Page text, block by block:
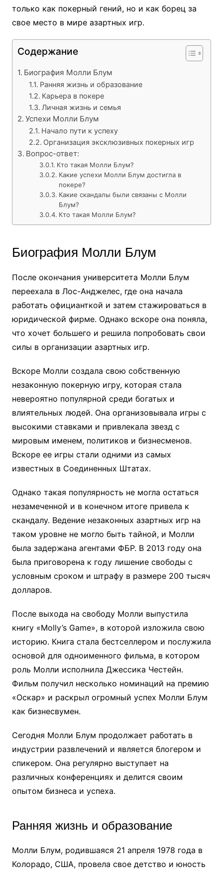
только как покерный гений, но и как борец за
свое место в мире азартных игр.
Содержание
Биография Молли Блум
Ранняя жизнь и образование
Карьера в покере
Личная жизнь и семья
Успехи Молли Блум
Начало пути к успеху
Организация эксклюзивных покерных игр
Вопрос-ответ:
Кто такая Молли Блум?
Какие успехи Молли Блум достигла в
покере?
Какие скандалы были связаны с Молли
Блум?
Кто такая Молли Блум?
Биография Молли Блум
После окончания университета Молли Блум
переехала в Лос-Анджелес, где она начала
работать официанткой и затем стажироваться в
юридической фирме. Однако вскоре она поняла,
что хочет большего и решила попробовать свои
силы в организации азартных игр.
Вскоре Молли создала свою собственную
незаконную покерную игру, которая стала
невероятно популярной среди богатых и
влиятельных людей. Она организовывала игры с
высокими ставками и привлекала звезд с
мировым именем, политиков и бизнесменов.
Вскоре ее игры стали одними из самых
известных в Соединенных Штатах.
Однако такая популярность не могла остаться
незамеченной и в конечном итоге привела к
скандалу. Ведение незаконных азартных игр на
таком уровне не могло быть тайной, и Молли
была задержана агентами ФБР. В 2013 году она
была приговорена к году лишение свободы с
условным сроком и штрафу в размере 200 тысяч
долларов.
После выхода на свободу Молли выпустила
книгу «Molly’s Game», в которой изложила свою
историю. Книга стала бестселлером и послужила
основой для одноименного фильма, в котором
роль Молли исполнила Джессика Честейн.
Фильм получил несколько номинаций на премию
«Оскар» и раскрыл огромный успех Молли Блум
как бизнесвумен.
Сегодня Молли Блум продолжает работать в
индустрии развлечений и является блогером и
спикером. Она регулярно выступает на
различных конференциях и делится своим
опытом бизнеса и успеха.
Ранняя жизнь и образование
Молли Блум, родившаяся 21 апреля 1978 года в
Колорадо, США, провела свое детство и юность